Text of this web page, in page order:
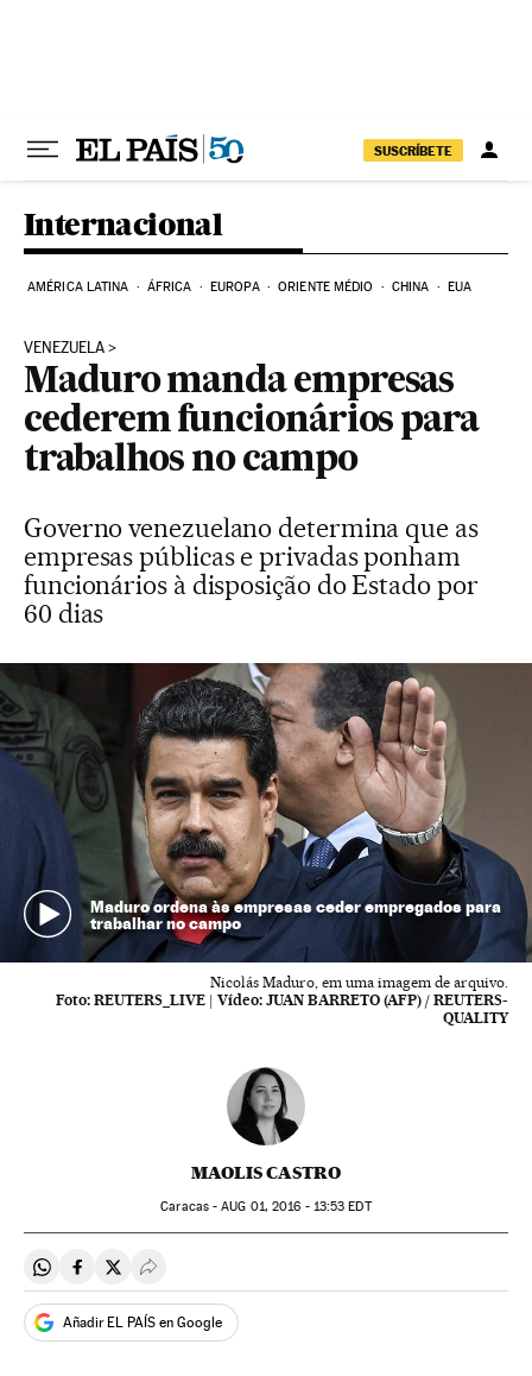
SUSCRÍBETE
Internacional
AMÉRICA LATINA ÁFRICA EUROPA ORIENTE MÉDIO CHINA EUA
VENEZUELA
Maduro manda empresas
cederem funcionários para
trabalhos no campo
Governo venezuelano determina que as
empresas públicas e privadas ponham
funcionários à disposição do Estado por
60 dias
Maduro ordena às empresas ceder empregados para
trabalhar no campo
Nicolás Maduro, em uma imagem de arquivo.
Foto: REUTERS_LIVE | Vídeo: JUAN BARRETO (AFP) / REUTERS-
QUALITY
MAOLIS CASTRO
Caracas -AUG 01, 2016 - 13:53 EDT
Compartir en Whatsapp
Compartir en Facebook
Compartir en Twitter
Desplegar Redes Sociales
Añadir EL PAÍS en Google